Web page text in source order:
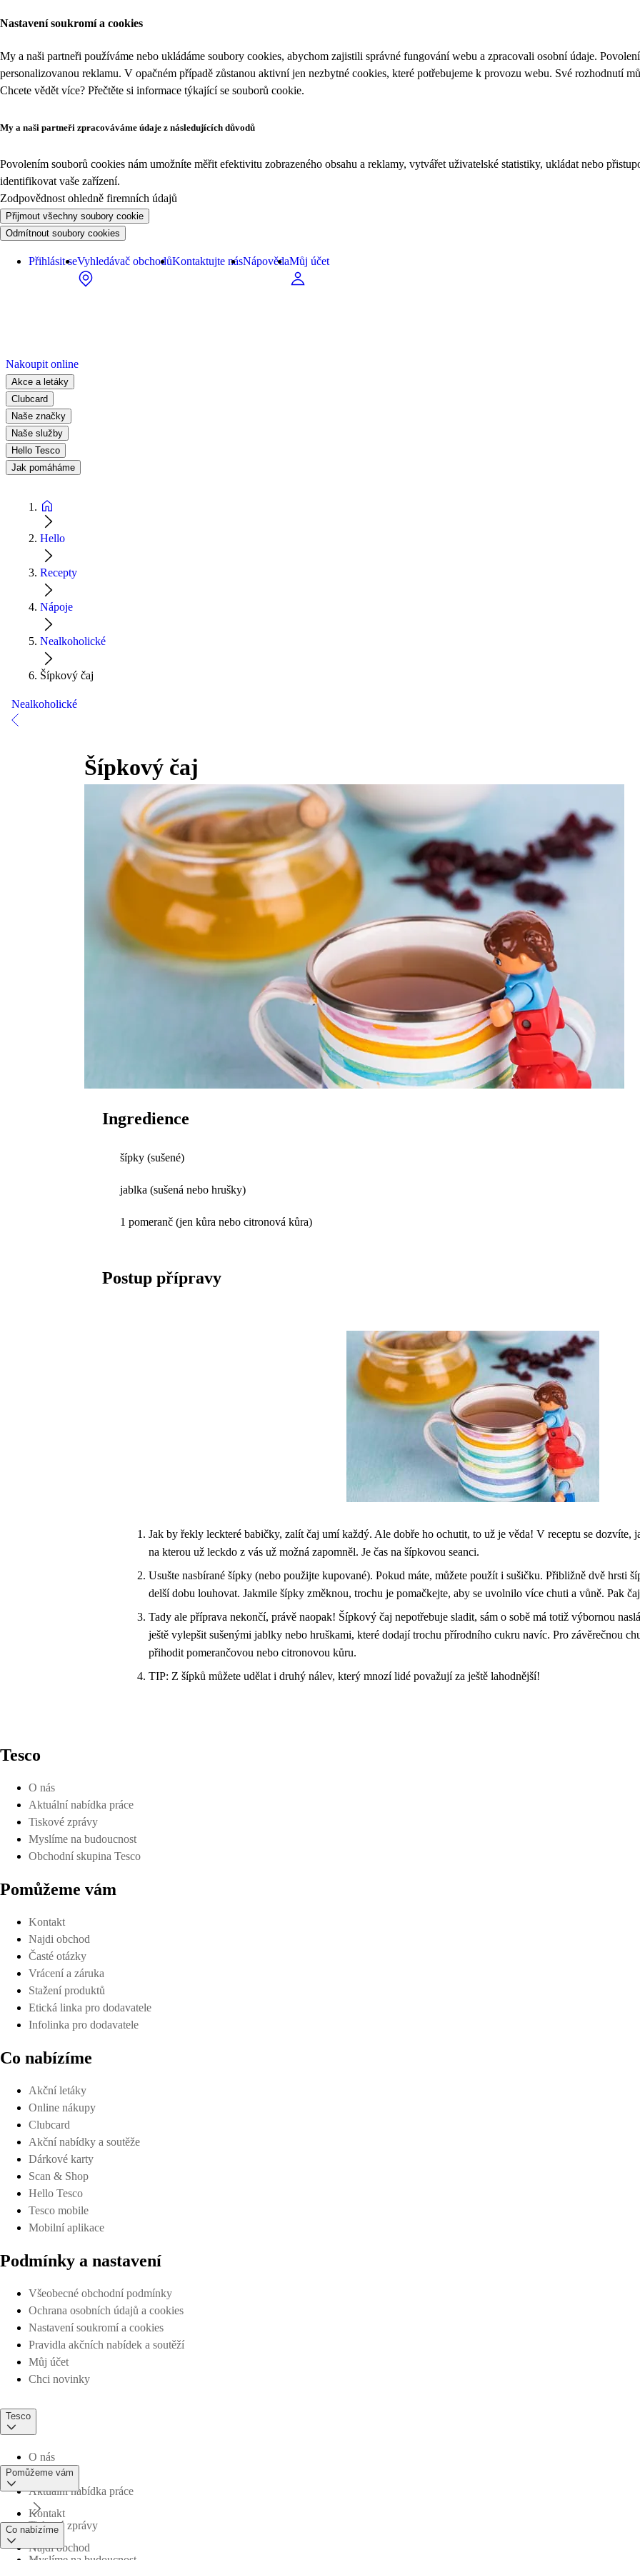
Nastavení soukromí a cookies
My a naši partneři používáme nebo ukládáme soubory cookies, abychom zajistili správné fungování webu a zpracovali osobní údaje.
personalizovanou reklamu. V opačném případě zůstanou aktivní jen nezbytné cookies, které potřebujeme k provozu webu. Své rozhodnutí
Chcete vědět více? Přečtěte si informace týkající se souborů cookie.
My a naši partneři zpracováváme údaje z následujících důvodů
Povolením souborů cookies nám umožníte měřit efektivitu zobrazeného obsahu a reklamy, vytvářet uživatelské statistiky, ukládat nebo
identifikovat vaše zařízení.
Zodpovědnost ohledně firemních údajů
Přijmout všechny soubory cookie
Odmítnout soubory cookies
Přihlásit seVyhledávač obchodůKontaktujte násNápovědaMůj účet
Nakoupit online
Akce a letáky
Clubcard
Naše značky
Naše služby
Hello Tesco
Jak pomáháme
Hello
Recepty
Nápoje
Nealkoholické
Šípkový čaj
Nealkoholické
Šípkový čaj
Ingredience
šípky (sušené)
jablka (sušená nebo hrušky)
1 pomeranč (jen kůra nebo citronová kůra)
Postup přípravy
Jak by řekly leckteré babičky, zalít čaj umí každý. Ale dobře ho ochutit, to už je věda! V receptu se dozvíte,
na kterou už leckdo z vás už možná zapomněl. Je čas na šípkovou seanci.
Usušte nasbírané šípky (nebo použijte kupované). Pokud máte, můžete použít i sušičku. Přibližně dvě hrsti
delší dobu louhovat. Jakmile šípky změknou, trochu je pomačkejte, aby se uvolnilo více chuti a vůně. Pak
Tady ale příprava nekončí, právě naopak! Šípkový čaj nepotřebuje sladit, sám o sobě má totiž výbornou
ještě vylepšit sušenými jablky nebo hruškami, které dodají trochu přírodního cukru navíc. Pro závěrečnou
přihodit pomerančovou nebo citronovou kůru.
TIP: Z šípků můžete udělat i druhý nálev, který mnozí lidé považují za ještě lahodnější!
Tesco
O nás
Aktuální nabídka práce
Tiskové zprávy
Myslíme na budoucnost
Obchodní skupina Tesco
Pomůžeme vám
Kontakt
Najdi obchod
Časté otázky
Vrácení a záruka
Stažení produktů
Etická linka pro dodavatele
Infolinka pro dodavatele
Co nabízíme
Akční letáky
Online nákupy
Clubcard
Akční nabídky a soutěže
Dárkové karty
Scan & Shop
Hello Tesco
Tesco mobile
Mobilní aplikace
Podmínky a nastavení
Všeobecné obchodní podmínky
Ochrana osobních údajů a cookies
Nastavení soukromí a cookies
Pravidla akčních nabídek a soutěží
Můj účet
Chci novinky
Tesco
O nás
Aktuální nabídka práce
Tiskové zprávy
Pomůžeme vám
Kontakt
Najdi obchod
Co nabízíme